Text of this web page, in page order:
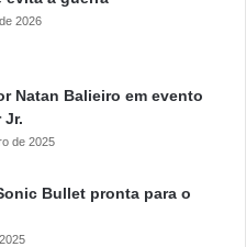
2026
Natan Balieiro em evento
Jr.
de 2025
Bullet pronta para o